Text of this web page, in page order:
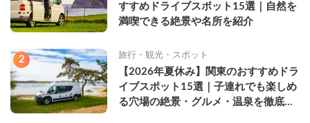
すすめドライブスポット15選｜自然を
満喫できる絶景や名所を紹介
2 旅行・観光・スポット
【2026年夏休み】関東のおすすめドラ
イブスポット15選｜子連れでも楽しめ
る穴場の絶景・グルメ・温泉を徹底解